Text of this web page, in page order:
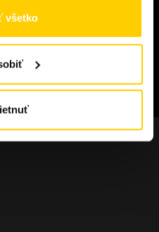
všetko
zmluvy
práva vyhradené | Web
Visitero